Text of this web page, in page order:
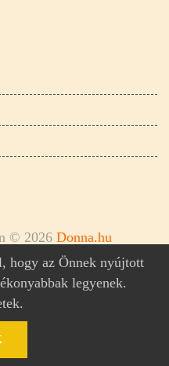
© 2026 Donna.hu
hogy az Önnek nyújtott
legyenek.
.